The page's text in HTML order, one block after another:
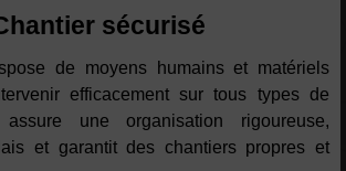
sécurisé
de moyens humains et matériels
efficacement sur tous types de
une organisation rigoureuse,
et garantit des chantiers propres et